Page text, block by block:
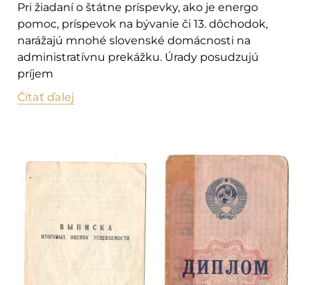
Pri žiadaní o štátne príspevky, ako je energo
pomoc, príspevok na bývanie či 13. dôchodok,
narážajú mnohé slovenské domácnosti na
administratívnu prekážku. Úrady posudzujú
príjem
Čítať ďalej